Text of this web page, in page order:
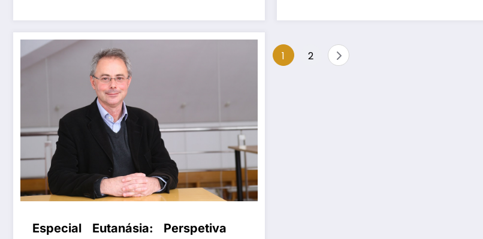
Especial Eutanásia: Perspetiva
Paginação
1 2